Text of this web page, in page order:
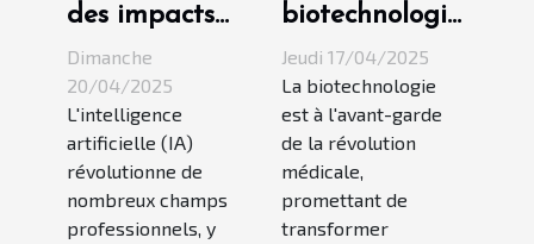
des impacts
de l'IA sur les
métiers du
design
graphique
Dimanche
20/04/2025
L'intelligence
artificielle (IA)
révolutionne de
nombreux champs
professionnels, y
biotechnologie
les avancées
prometteuses
pour la santé
humaine
Jeudi 17/04/2025
La biotechnologie
est à l'avant-garde
de la révolution
médicale,
promettant de
transformer